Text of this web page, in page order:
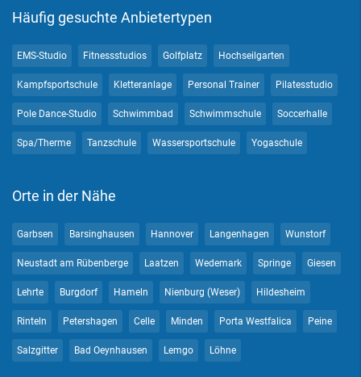
Häufig gesuchte Anbietertypen
EMS-Studio Fitnessstudios Golfplatz Hochseilgarten
Kampfsportschule Kletteranlage Personal Trainer Pilatesstudio
Pole Dance-Studio Schwimmbad Schwimmschule Soccerhalle
Spa/Therme Tanzschule Wassersportschule Yogaschule
Orte in der Nähe
Garbsen Barsinghausen Hannover Langenhagen Wunstorf
Neustadt am Rübenberge Laatzen Wedemark Springe Giesen
Lehrte Burgdorf Hameln Nienburg (Weser) Hildesheim
Rinteln Petershagen Celle Minden Porta Westfalica Peine
Salzgitter Bad Oeynhausen Lemgo Löhne